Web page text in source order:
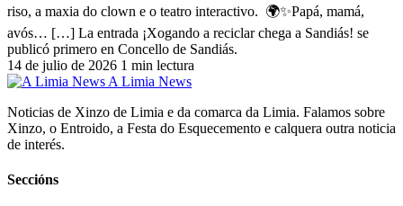
riso, a maxia do clown e o teatro interactivo. 🌍✨Papá, mamá,
avós… […] La entrada ¡Xogando a reciclar chega a Sandiás! se
publicó primero en Concello de Sandiás.
14 de julio de 2026 1 min lectura
A Limia News
Noticias de Xinzo de Limia e da comarca da Limia. Falamos sobre
Xinzo, o Entroido, a Festa do Esquecemento e calquera outra noticia
de interés.
Seccións